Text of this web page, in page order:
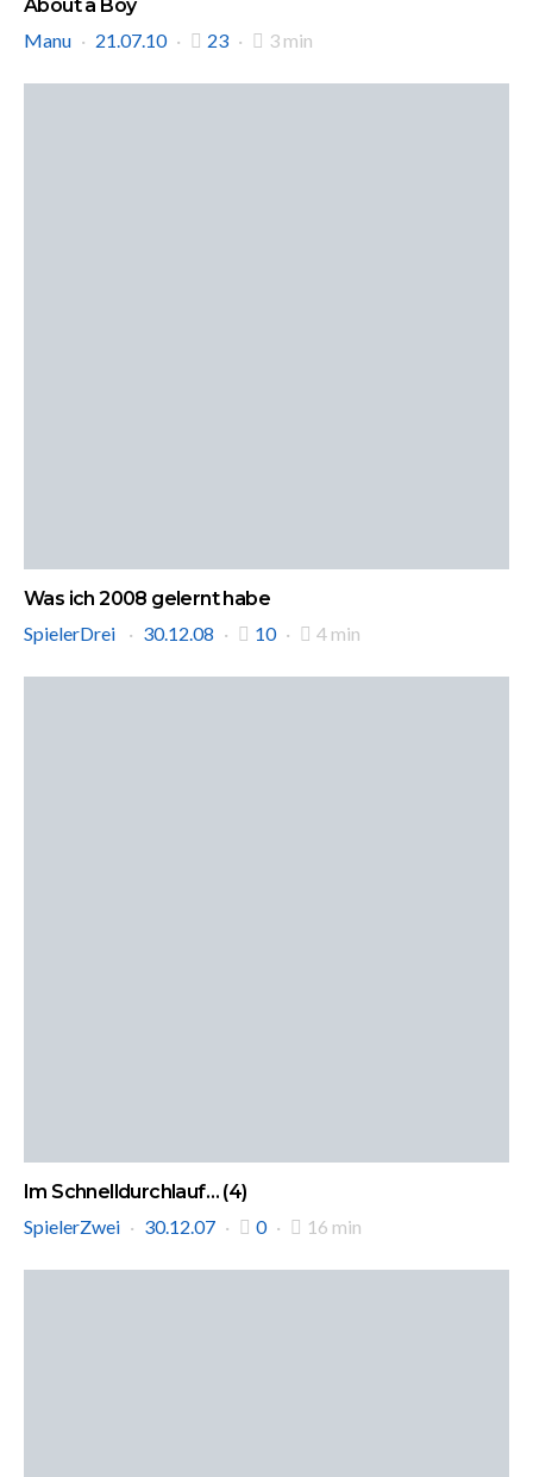
About a Boy
Manu
21.07.10 23 3 min
Was ich 2008 gelernt habe
SpielerDrei
30.12.08 10 4 min
Im Schnelldurchlauf… (4)
SpielerZwei
30.12.07 0 16 min